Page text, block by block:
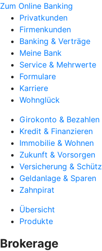
Zum Online Banking
Privatkunden
Firmenkunden
Banking & Verträge
Meine Bank
Service & Mehrwerte
Formulare
Karriere
Wohnglück
Girokonto & Bezahlen
Kredit & Finanzieren
Immobilie & Wohnen
Zukunft & Vorsorgen
Versicherung &
Geldanlage & Sparen
Zahnpirat
Übersicht
Produkte
Brokerage